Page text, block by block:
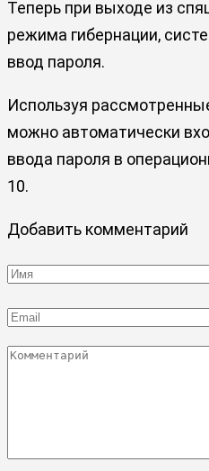
Теперь при выходе из
режима гибернации,
ввод пароля.
Используя
можно автоматически
ввода пароля в
10.
Добавить комментарий
Имя
Email
*
Комментарий